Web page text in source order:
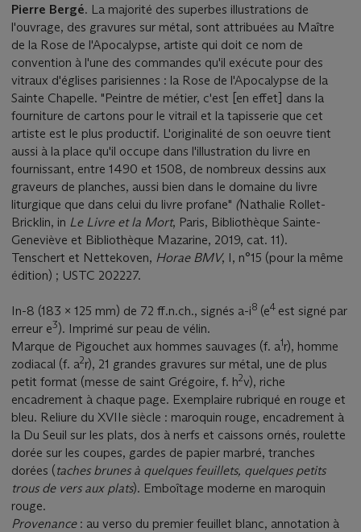
Pierre Bergé. La majorité des superbes illustrations de
l'ouvrage, des gravures sur métal, sont attribuées au Maître
de la Rose de l'Apocalypse, artiste qui doit ce nom de
convention à l'une des commandes qu'il exécute pour des
vitraux d'églises parisiennes : la Rose de l'Apocalypse de la
Sainte Chapelle. "Peintre de métier, c'est [en effet] dans la
fourniture de cartons pour le vitrail et la tapisserie que cet
artiste est le plus productif. L'originalité de son oeuvre tient
aussi à la place qu'il occupe dans l'illustration du livre en
fournissant, entre 1490 et 1508, de nombreux dessins aux
graveurs de planches, aussi bien dans le domaine du livre
liturgique que dans celui du livre profane" (Nathalie Rollet-
Bricklin, in Le Livre et la Mort, Paris, Bibliothèque Sainte-
Geneviève et Bibliothèque Mazarine, 2019, cat. 11).
Tenschert et Nettekoven, Horae BMV, I, n°15 (pour la même
édition) ; USTC 202227.
In-8 (183 x 125 mm) de 72 ff.n.ch., signés a-i8 (e4 est signé par
erreur e3). Imprimé sur peau de vélin.
Marque de Pigouchet aux hommes sauvages (f. a1r), homme
zodiacal (f. a2r), 21 grandes gravures sur métal, une de plus
petit format (messe de saint Grégoire, f. h2v), riche
encadrement à chaque page. Exemplaire rubriqué en rouge et
bleu. Reliure du XVIIe siècle : maroquin rouge, encadrement à
la Du Seuil sur les plats, dos à nerfs et caissons ornés, roulette
dorée sur les coupes, gardes de papier marbré, tranches
dorées (taches brunes à quelques feuillets, quelques petits
trous de vers aux plats). Emboîtage moderne en maroquin
rouge.
Provenance : au verso du premier feuillet blanc, annotation à